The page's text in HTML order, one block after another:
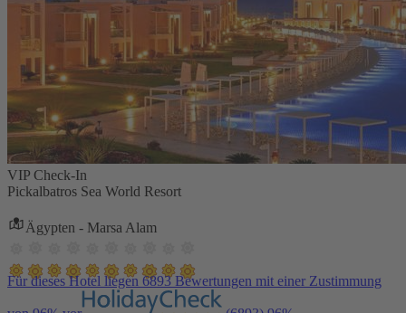
VIP Check-In
Pickalbatros Sea World Resort
Ägypten - Marsa Alam
Für dieses Hotel liegen 6893 Bewertungen mit einer Zustimmung